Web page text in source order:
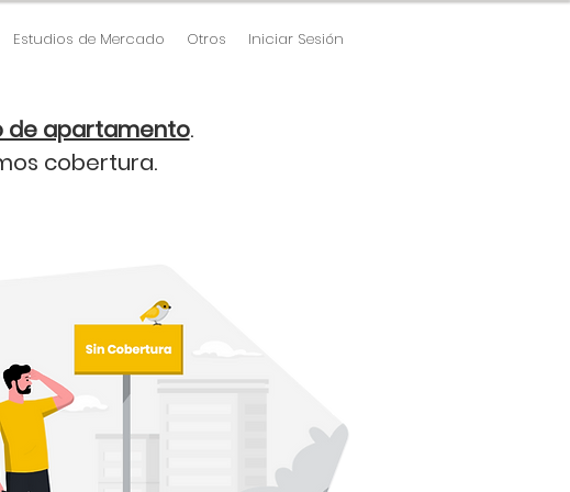
Estudios de Mercado Otros Iniciar Sesión
de apartamento.
cobertura.